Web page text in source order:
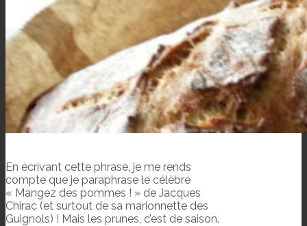
En écrivant cette phrase, je me rends
compte que je paraphrase le célèbre
« Mangez des pommes ! » de Jacques
Chirac (et surtout de sa marionnette des
Guignols) ! Mais les prunes, c’est de saison.